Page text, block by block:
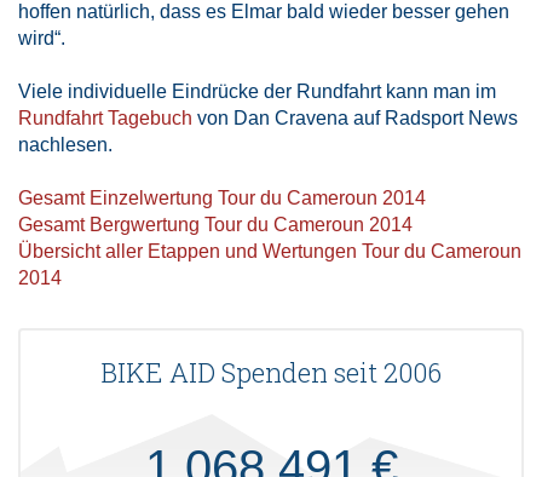
hoffen natürlich, dass es Elmar bald wieder besser gehen
wird“.
Viele individuelle Eindrücke der Rundfahrt kann man im
Rundfahrt Tagebuch von Dan Cravena auf Radsport News
nachlesen.
Gesamt Einzelwertung Tour du Cameroun 2014
Gesamt Bergwertung Tour du Cameroun 2014
Übersicht aller Etappen und Wertungen Tour du Cameroun
2014
BIKE AID Spenden seit 2006